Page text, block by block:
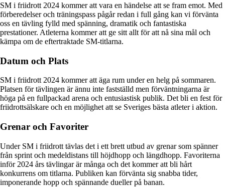
SM i friidrott 2024 kommer att vara en händelse att se fram emot. Med
förberedelser och träningspass pågår redan i full gång kan vi förvänta
oss en tävling fylld med spänning, dramatik och fantastiska
prestationer. Atleterna kommer att ge sitt allt för att nå sina mål och
kämpa om de eftertraktade SM-titlarna.
Datum och Plats
SM i friidrott 2024 kommer att äga rum under en helg på sommaren.
Platsen för tävlingen är ännu inte fastställd men förväntningarna är
höga på en fullpackad arena och entusiastisk publik. Det bli en fest för
friidrottsälskare och en möjlighet att se Sveriges bästa atleter i aktion.
Grenar och Favoriter
Under SM i friidrott tävlas det i ett brett utbud av grenar som spänner
från sprint och medeldistans till höjdhopp och längdhopp. Favoriterna
inför 2024 års tävlingar är många och det kommer att bli hårt
konkurrens om titlarna. Publiken kan förvänta sig snabba tider,
imponerande hopp och spännande dueller på banan.